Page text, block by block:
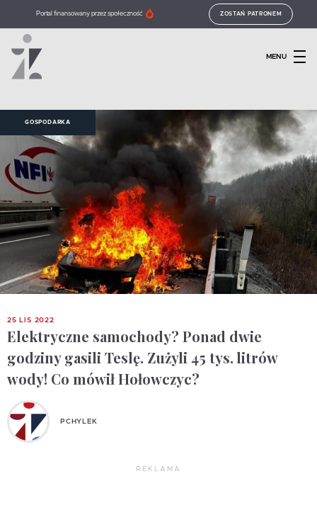
Portal finansowany przez społeczność ZOSTAŃ PATRONEM
MENU
GOSPODARKA
25 LIS 2022
Elektryczne samochody? Ponad dwie
godziny gasili Teslę. Zużyli 45 tys. litrów
wody! Co mówił Hołowczyc?
PCHYLEK
REKLAMA